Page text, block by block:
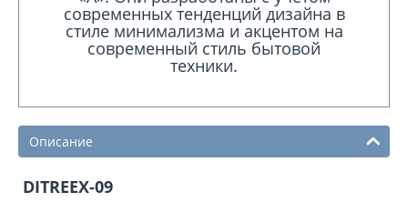
современных тенденций дизайна в
стиле минимализма и акцентом на
современный стиль бытовой
техники.
Описание
DITREEX-09